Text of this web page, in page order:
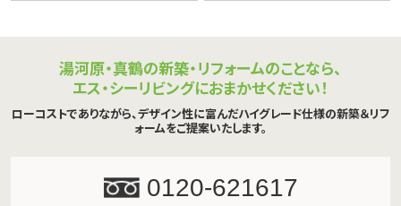
湯河原・真鶴の新築・リフォームのことなら、
エス・シーリビングにおまかせください！
ローコストでありながら、デザイン性に富んだハイグレード仕様の新築＆リフ
ォームをご提案いたします。
0120-621617